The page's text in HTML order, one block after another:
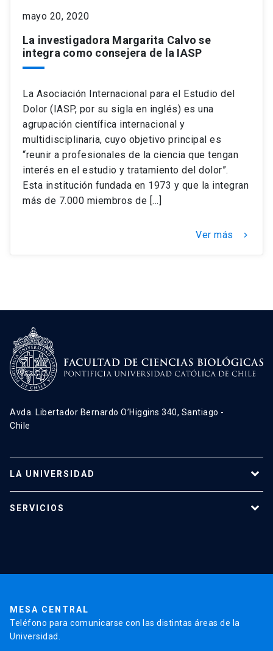
mayo 20, 2020
La investigadora Margarita Calvo se
integra como consejera de la IASP
La Asociación Internacional para el Estudio del
Dolor (IASP, por su sigla en inglés) es una
agrupación científica internacional y
multidisciplinaria, cuyo objetivo principal es
“reunir a profesionales de la ciencia que tengan
interés en el estudio y tratamiento del dolor”.
Esta institución fundada en 1973 y que la integran
más de 7.000 miembros de […]
Ver más keyboard_arrow_right
Avda. Libertador Bernardo O’Higgins 340, Santiago -
Chile
LA UNIVERSIDAD
Admisión
SERVICIOS
MESA CENTRAL
Teléfono para comunicarse con las distintas áreas de la
Universidad.